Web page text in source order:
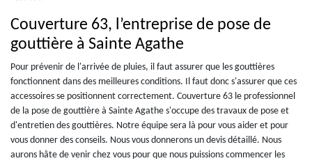
Couverture 63, l’entreprise de pose de
gouttière à Sainte Agathe
Pour prévenir de l'arrivée de pluies, il faut assurer que les gouttières
fonctionnent dans des meilleures conditions. Il faut donc s'assurer que ces
accessoires se positionnent correctement. Couverture 63 le professionnel
de la pose de gouttière à Sainte Agathe s'occupe des travaux de pose et
d'entretien des gouttières. Notre équipe sera là pour vous aider et pour
vous donner des conseils. Nous vous donnerons un devis détaillé. Nous
aurons hâte de venir chez vous pour que nous puissions commencer les